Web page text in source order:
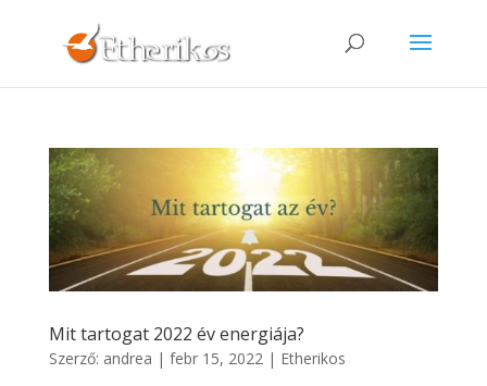
Mit tartogat 2022 év energiája?
Szerző: andrea | febr 15, 2022| Etherikos